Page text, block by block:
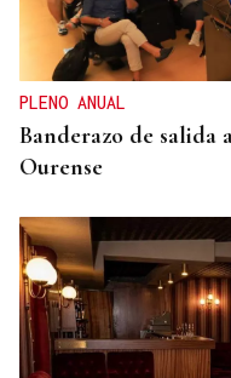
Baltar y Delgado
Méndez como una
Alcaldía de Ourense
PLENO ANUAL
Banderazo de
Ourense